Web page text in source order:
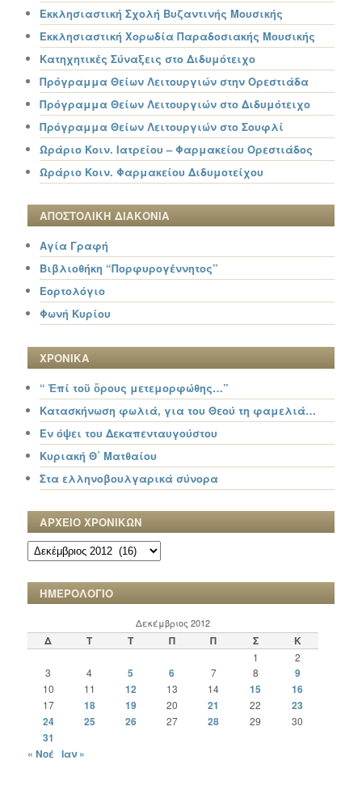
Εκκλησιαστική Σχολή Βυζαντινής Μουσικής
Εκκλησιαστική Χορωδία Παραδοσιακής Μουσικής
Κατηχητικές Σύναξεις στο Διδυμότειχο
Πρόγραμμα Θείων Λειτουργιών στην Ορεστιάδα
Πρόγραμμα Θείων Λειτουργιών στο Διδυμότειχο
Πρόγραμμα Θείων Λειτουργιών στο Σουφλί
Ωράριο Κοιν. Ιατρείου – Φαρμακείου Ορεστιάδος
Ωράριο Κοιν. Φαρμακείου Διδυμοτείχου
ΑΠΟΣΤΟΛΙΚΗ ΔΙΑΚΟΝΙΑ
Αγία Γραφή
Βιβλιοθήκη “Πορφυρογέννητος”
Εορτολόγιο
Φωνή Κυρίου
ΧΡΟΝΙΚΑ
“ Ἐπί τοῦ ὄρους μετεμορφώθης…”
Κατασκήνωση φωλιά, για του Θεού τη φαμελιά…
Εν όψει του Δεκαπενταυγούστου
Κυριακή Θ΄ Ματθαίου
Στα ελληνοβουλγαρικά σύνορα
ΑΡΧΕΙΟ ΧΡΟΝΙΚΩΝ
ΑΡΧΕΙΟ
ΧΡΟΝΙΚΩΝ
ΗΜΕΡΟΛΟΓΙΟ
Δεκέμβριος 2012
Δ Τ Τ Π Π Σ Κ
1
2
3
4 5 6 7 8 9
10 11 12 13 14 15 16
17 18 19 20 21 22
23
24
25 26 27 28 29 30
31
« Νοέ Ιαν »